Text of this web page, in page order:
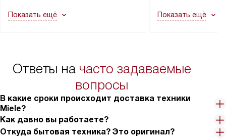
в гарантийном ремонте в будущем.
Показать ещё
не включаются:
в условиях
Показать ещё
Ответы на часто задаваемые
вопросы
В какие сроки происходит доставка техники
Miele?
Как давно вы работаете?
Откуда бытовая техника? Это оригинал?